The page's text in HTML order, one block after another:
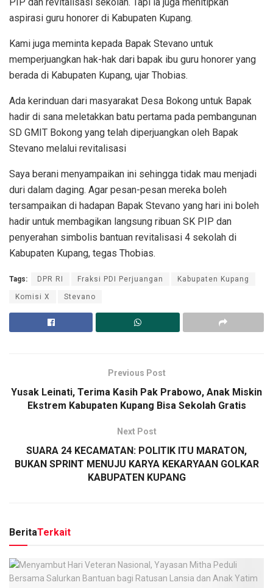
aspirasi guru honorer di Kabupaten Kupang.
Kami juga meminta kepada Bapak Stevano untuk
memperjuangkan hak-hak dari bapak ibu guru honorer yang
berada di Kabupaten Kupang, ujar Thobias.
Ada kerinduan dari masyarakat Desa Bokong untuk Bapak
hadir di sana meletakkan batu pertama pada pembangunan
SD GMIT Bokong yang telah diperjuangkan oleh Bapak
Stevano melalui revitalisasi
Saya berani menyampaikan ini sehingga tidak mau menjadi
duri dalam daging. Agar pesan-pesan mereka boleh
tersampaikan di hadapan Bapak Stevano yang hari ini boleh
hadir untuk membagikan langsung ribuan SK PIP dan
penyerahan simbolis bantuan revitalisasi 4 sekolah di
Kabupaten Kupang, tegas Thobias.
Tags: DPR RI Fraksi PDI Perjuangan Kabupaten Kupang
Komisi X Stevano
Previous Post
Yusak Leinati, Terima Kasih Pak Prabowo, Anak Miskin
Ekstrem Kabupaten Kupang Bisa Sekolah Gratis
Next Post
SUARA 24 KECAMATAN: POLITIK ITU MARATON,
BUKAN SPRINT MENUJU KARYA KEKARYAAN GOLKAR
KABUPATEN KUPANG
BeritaTerkait